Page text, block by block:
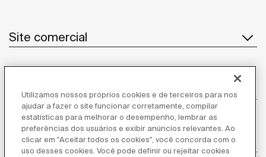
Site comercial
Notícias
Atendimento ao cliente
Utilizamos nossos próprios cookies e de terceiros para nos
ajudar a fazer o site funcionar corretamente, compilar
estatísticas para melhorar o desempenho, lembrar as
preferências dos usuários e exibir anúncios relevantes. Ao
clicar em "Aceitar todos os cookies", você concorda com o
uso desses cookies. Você pode definir ou rejeitar cookies